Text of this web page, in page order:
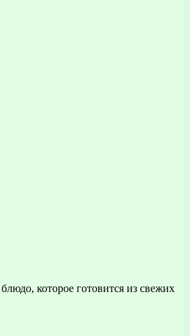
которое готовится из свежих